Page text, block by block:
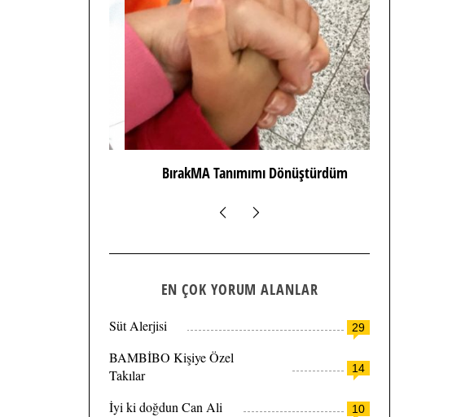
BırakMA Tanımımı Dönüştürdüm
EN ÇOK YORUM ALANLAR
29
Süt Alerjisi
14
BAMBİBO Kişiye Özel
Takılar
10
İyi ki doğdun Can Ali